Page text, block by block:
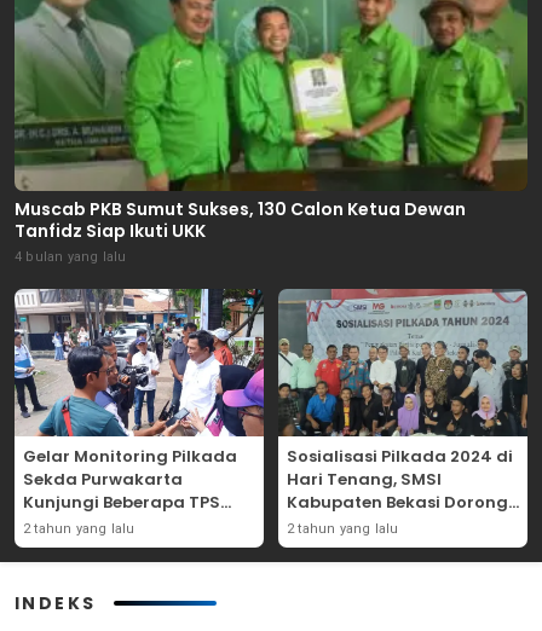
Muscab PKB Sumut Sukses, 130 Calon Ketua Dewan
Tanfidz Siap Ikuti UKK
4 bulan yang lalu
Gelar Monitoring Pilkada
Sekda Purwakarta
Kunjungi Beberapa TPS
Yang Ada Di Purwakarta
2 tahun yang lalu
Sosialisasi Pilkada 2024 di
Hari Tenang, SMSI
Kabupaten Bekasi Dorong
Angka Partisipasi
Masyarakat
2 tahun yang lalu
INDEKS